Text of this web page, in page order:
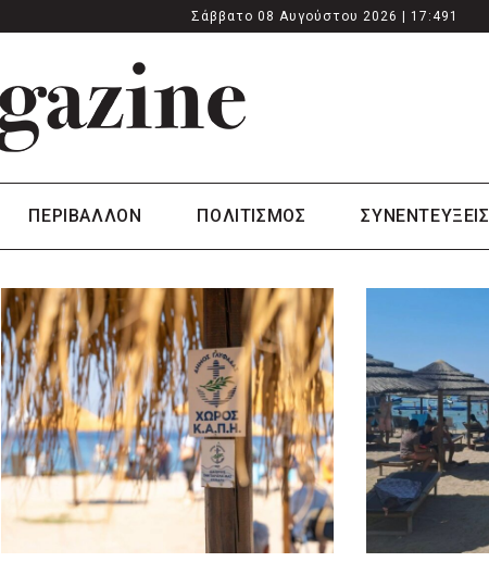
Σάββατο 08 Αυγούστου 2026 | 17:491
ΠΕΡΙΒΑΛΛΟΝ ΠΟΛΙΤΙΣΜΟΣ ΣΥΝΕΝΤΕΥΞΕΙΣ